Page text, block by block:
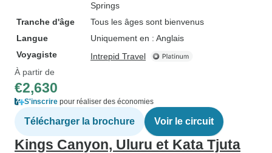
Springs
Tranche d'âge
Tous les âges sont bienvenus
Langue
Uniquement en : Anglais
Voyagiste
Intrepid Travel
À partir de
€2,630
S'inscrire pour réaliser des économies
Télécharger la brochure Voir le circuit
Kings Canyon, Uluru et Kata Tjuta